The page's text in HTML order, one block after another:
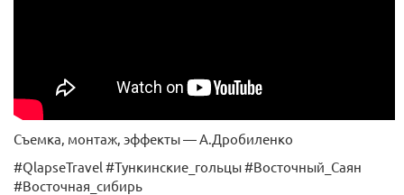
Съемка, монтаж, эффекты — А.Дробиленко
#QlapseTravel #Тункинские_гольцы #Восточный_Саян
#Восточная_сибирь